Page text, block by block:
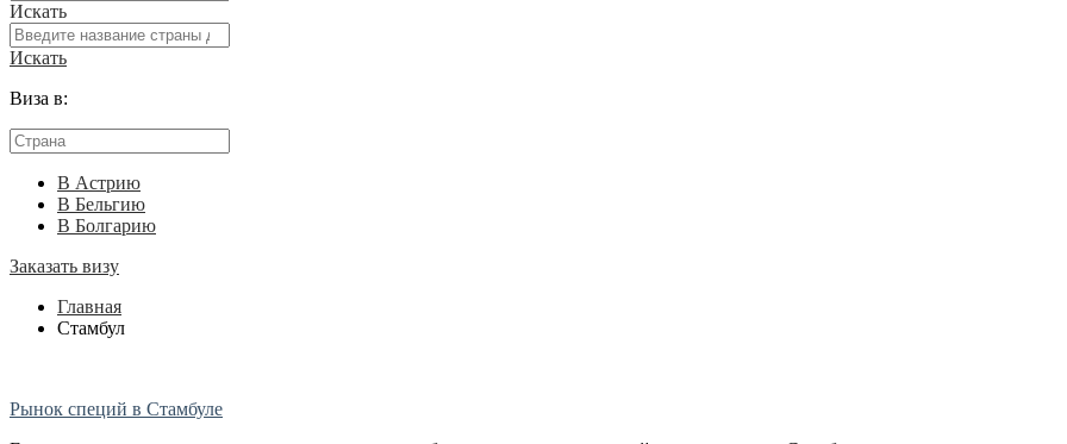
Искать
Искать
Виза в:
В Астрию
В Бельгию
В Болгарию
Заказать визу
Главная
Стамбул
Рынок специй в Стамбуле